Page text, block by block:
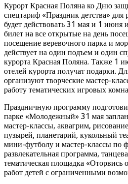
Курорт Красная Поляна ко Дню
спецтариф «Праздник детства» для
будет действовать 31 мая и 1 июня
билет на все открытые на день
посещение веревочного парка и
действует на один подъем и один
курорта Красная Поляна. Также 1
отелей курорта получат подарки.
организуют творческие мастер-
работу тематических игровых
Праздничную программу
парке «Молодежный» 31 мая
мастер-классы, аквагрим,
пузырей, планетарий, кукольный
мини-футболу и мастер-классы по
развлекательная программа,
тематическая площадка «Оторвись
работ детей с ограниченными